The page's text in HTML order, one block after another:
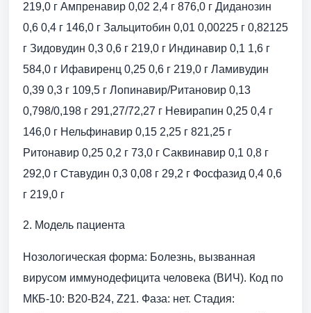
219,0 г Ампренавир 0,02 2,4 г 876,0 г Диданозин
0,6 0,4 г 146,0 г Зальцитобин 0,01 0,00225 г 0,82125
г Зидовудин 0,3 0,6 г 219,0 г Индинавир 0,1 1,6 г
584,0 г Ифавиренц 0,25 0,6 г 219,0 г Ламивудин
0,39 0,3 г 109,5 г Лопинавир/Ритановир 0,13
0,798/0,198 г 291,27/72,27 г Невирапин 0,25 0,4 г
146,0 г Нельфинавир 0,15 2,25 г 821,25 г
Ритонавир 0,25 0,2 г 73,0 г Саквинавир 0,1 0,8 г
292,0 г Ставудин 0,3 0,08 г 29,2 г Фосфазид 0,4 0,6
г 219,0 г
2. Модель пациента
Нозологическая форма: Болезнь, вызванная
вирусом иммунодефицита человека (ВИЧ). Код по
МКБ-10: B20-B24, Z21. Фаза: нет. Стадия: